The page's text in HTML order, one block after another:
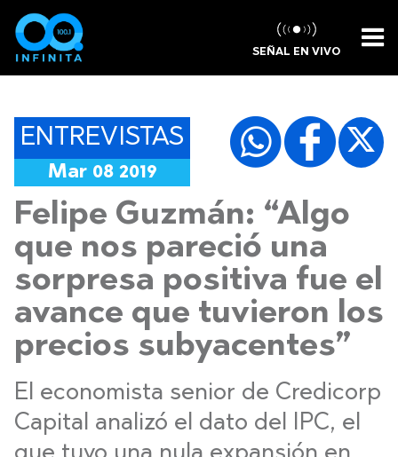
SEÑAL EN VIVO
ENTREVISTAS
Mar 08 2019
Felipe Guzmán: “Algo
que nos pareció una
sorpresa positiva fue el
avance que tuvieron los
precios subyacentes”
El economista senior de Credicorp
Capital analizó el dato del IPC, el